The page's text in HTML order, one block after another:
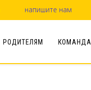
напишите нам
РОДИТЕЛЯМ КОМАНДА